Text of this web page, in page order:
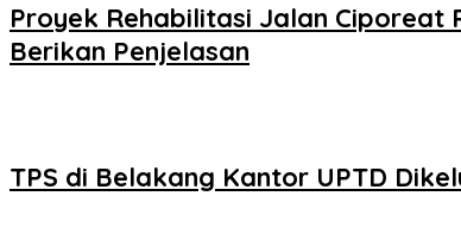
Proyek Rehabilitasi Jalan Ciporeat
Berikan Penjelasan
TPS di Belakang Kantor UPTD